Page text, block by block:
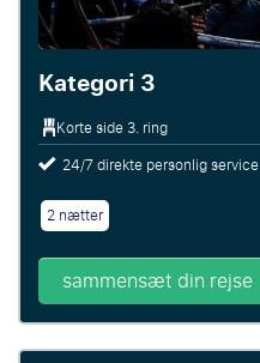
Kategori 3
Korte side 3. ring
24/7 direkte personlig service
2 nætter
sammensæt din rejse